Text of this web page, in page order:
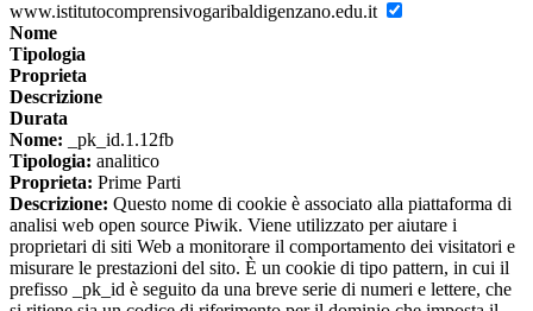
www.istitutocomprensivogaribaldigenzano.edu.it
Nome
Tipologia
Proprieta
Descrizione
Durata
Nome: _pk_id.1.12fb
Tipologia: analitico
Proprieta: Prime Parti
Descrizione: Questo nome di cookie è associato alla piattaforma di
analisi web open source Piwik. Viene utilizzato per aiutare i
proprietari di siti Web a monitorare il comportamento dei visitatori e
misurare le prestazioni del sito. È un cookie di tipo pattern, in cui il
prefisso _pk_id è seguito da una breve serie di numeri e lettere, che